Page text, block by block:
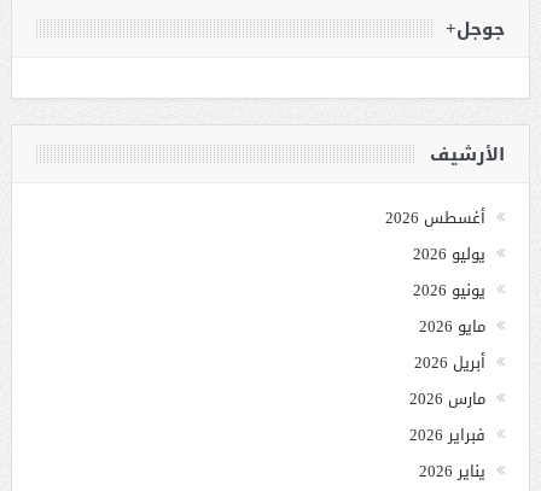
جوجل+
الأرشيف
أغسطس 2026
يوليو 2026
يونيو 2026
مايو 2026
أبريل 2026
مارس 2026
فبراير 2026
يناير 2026